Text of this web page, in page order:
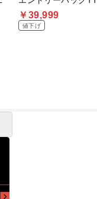
￥39,999
値下げ